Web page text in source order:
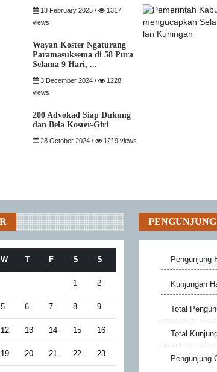
18 February 2025 /
1317
views
Wayan Koster Ngaturang
Paramasuksema di 58 Pura
Selama 9 Hari, ...
3 December 2024 /
1228
views
200 Advokad Siap Dukung
dan Bela Koster-Giri
28 October 2024 / 1219 views
W T F S S
1 2
5 6 7 8 9
12 13 14 15 16
19 20 21 22 23
PENGUNJUNG
Pengunjung
Kunjungan
Total
Total
Pengunjung